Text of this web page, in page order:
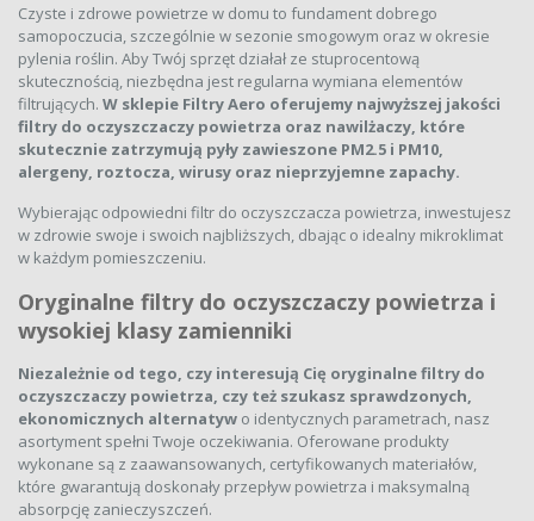
Czyste i zdrowe powietrze w domu to fundament dobrego
samopoczucia, szczególnie w sezonie smogowym oraz w okresie
pylenia roślin. Aby Twój sprzęt działał ze stuprocentową
skutecznością, niezbędna jest regularna wymiana elementów
filtrujących. W sklepie Filtry Aero oferujemy najwyższej jakości
filtry do oczyszczaczy powietrza oraz nawilżaczy, które
skutecznie zatrzymują pyły zawieszone PM2.5 i PM10,
alergeny, roztocza, wirusy oraz nieprzyjemne zapachy.
Wybierając odpowiedni filtr do oczyszczacza powietrza, inwestujesz
w zdrowie swoje i swoich najbliższych, dbając o idealny mikroklimat
w każdym pomieszczeniu.
Oryginalne filtry do oczyszczaczy powietrza i
wysokiej klasy zamienniki
Niezależnie od tego, czy interesują Cię oryginalne filtry do
oczyszczaczy powietrza, czy też szukasz sprawdzonych,
ekonomicznych alternatyw o identycznych parametrach, nasz
asortyment spełni Twoje oczekiwania. Oferowane produkty
wykonane są z zaawansowanych, certyfikowanych materiałów,
które gwarantują doskonały przepływ powietrza i maksymalną
absorpcję zanieczyszczeń.